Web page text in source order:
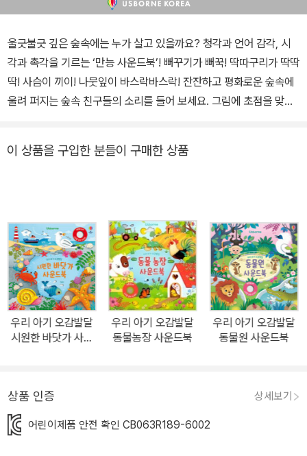
울긋불긋 깊은 숲속에는 누가 살고 있을까요? 청각과 언어 감각, 시
각과 촉각을 기르는 ‘만능 사운드북’! 뻐꾸기가 뻐꾹! 딱따구리가 딱딱
딱! 사슴이 끼이! 나뭇잎이 바스락바스락! 잔잔하고 평화로운 숲속에
울려 퍼지는 숲속 친구들의 소리를 들어 보세요. 그림에 초점을 맞추
기와 함께 이렇게 놀아 주세요! ○ 아기와 함께 사운드 놀이부터 촉감
열 가지 소리가 입체적인 음향으로 울려요. 아기의 청각 발달에 도움
을 주고, 호기심과 집중력을 높여 줘요. ○ 붕붕~ 바스락! 첨벙! 숲속
친구들의 소리를 따라해 보세요. 아기의 언어 감각이 쑥쑥 자라나지
요. ○ 종이에 구멍을 뚫어 만든 오돌토돌한 질감을 느끼고, 구멍 속에
손가락도 넣어 보고, 구멍 사이로 까꿍 놀이하듯 숨은 동물들을 찾아
보세요. 아기의 촉각이 발달되고 두뇌가 자극될 거예요. ○ 다양한 장
이 상품을 구입한 분들이 구매한 상품
우리 아기 오감발달
시원한 바닷가 사운
우리 아기 오감발달
동물농장 사운드북
우리 아기 오감발달
동물원 사운드북
상품 인증 상세보기
어린이제품 안전 확인 CB063R189-6002